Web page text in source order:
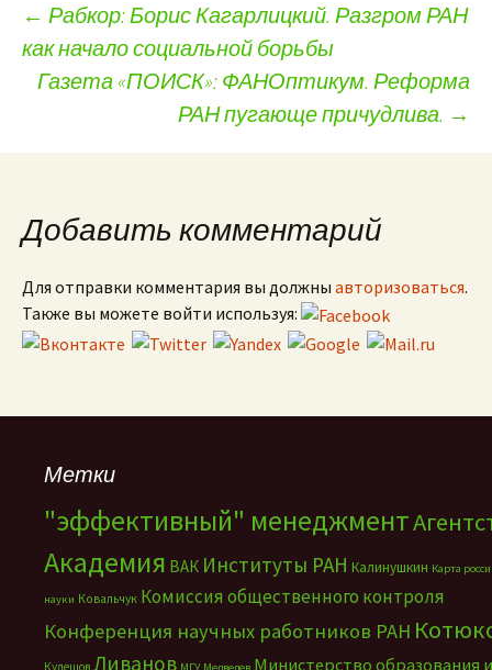
Навигация по записям
← Рабкор: Борис Кагарлицкий. Разгром РАН
как начало социальной борьбы
Газета «ПОИСК»: ФАНОптикум. Реформа
РАН пугающе причудлива. →
Добавить комментарий
Для отправки комментария вы должны авторизоваться.
Также вы можете войти используя:
Метки
"эффективный" менеджмент
Академия ВАК Институты РАН Калинушкин Карта
науки Ковальчук Комиссия общественного контроля
Конференция научных работников РАН
Ливанов
Министерство образования и